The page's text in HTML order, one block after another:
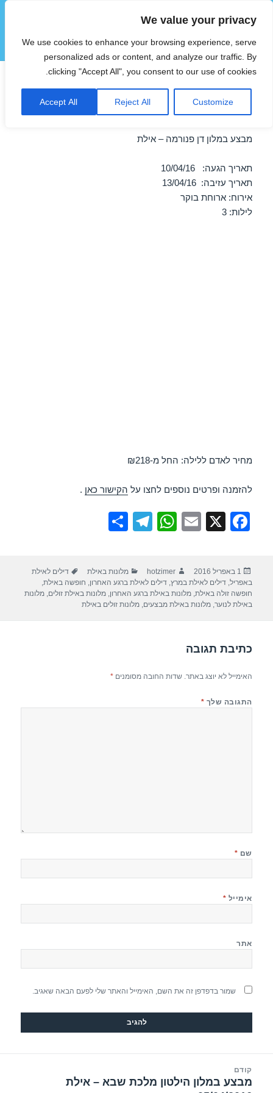
We value your privacy
We use cookies to enhance your browsing experience, serve
personalized ads or content, and analyze our traffic. By
clicking "Accept All", you consent to our use of cookies.
Customize
Reject All
Accept All
הוטצימר
תפריטים
ווידג'טים
מבצע במלון דן פנורמה – אילת
10/04/2016
מבצע במלון דן פנורמה – אילת
תאריך הגעה: 10/04/16
תאריך עזיבה: 13/04/16
אירוח: ארוחת בוקר
לילות: 3
מחיר לאדם ללילה: החל מ-₪218
להזמנה ופרטים נוספים לחצו על הקישור כאן .
F
e
b
k
X
E
W
s
A
T
gr
a
e
פורסם
בתאריך
1 באפריל 2016 מחבר
hotzimer קטגוריות
מלונות באילת תגיות
דילים לאילת
באפריל,דילים לאילת במרץ,דילים לאילת ברגע האחרון, חופשה באילת,
חופשה זולה באילת,מלונות באילת ברגע האחרון,מלונות באילת זולים,מלונות
באילת לנוער,מלונות באילת מבצעים,מלונות זולים באילת
כתיבת תגובה
האימייל לא יוצג באתר. שדות החובה מסומנים*
התגובה שלך *
שם *
אימייל *
אתר
שמור בדפדפן זה את השם, האימייל והאתר שלי לפעם הבאה שאגיב.
קודם
הפוסט
מבצע במלון הילטון מלכת שבא – אילת